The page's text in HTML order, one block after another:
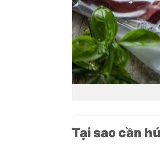
Tại sao cần